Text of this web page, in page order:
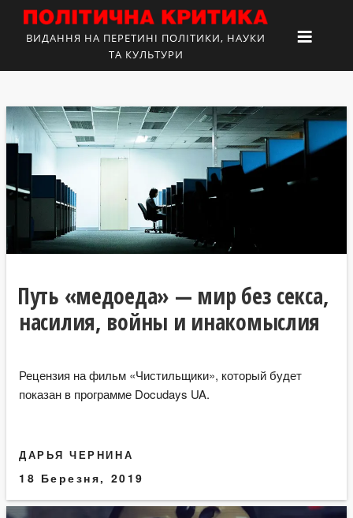
ВИДАННЯ НА ПЕРЕТИНІ ПОЛІТИКИ, НАУКИ
ТА КУЛЬТУРИ
Путь «медоеда» — мир без секса,
насилия, войны и инакомыслия
Рецензия на фильм «Чистильщики», который будет
показан в программе Docudays UA.
ДАРЬЯ ЧЕРНИНА
18 Березня, 2019